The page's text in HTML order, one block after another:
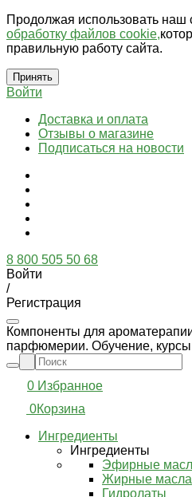
Продолжая использовать наш
обработку файлов cookie,
правильную работу сайта.
Принять
Войти
Доставка и оплата
Отзывы о магазине
Подписаться на новости
8 800 505 50 68
Войти
/
Регистрация
Компоненты для
парфюмерии. Обучение, курсы,
0 Избранное
0Корзина
Ингредиенты
Ингредиенты
Эфирные
Жирные масла
Гидролаты